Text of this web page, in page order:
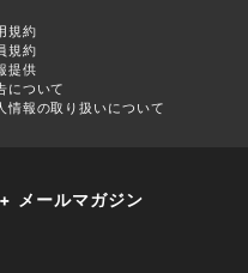
規約
規約
提供
について
情報の取り扱いについて
メールマガジン